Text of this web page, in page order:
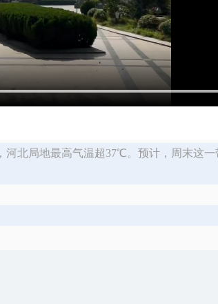
河北局地最高气温超37℃。预计，周末这